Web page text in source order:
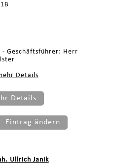
- Geschäftsführer: Herr
Details
Details
Eintrag ändern
Ullrich Janik